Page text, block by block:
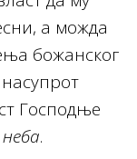
а можда
божанског
Господње
.